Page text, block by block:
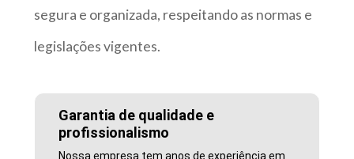
segura e organizada, respeitando as normas e
legislações vigentes.
Garantia de qualidade e
profissionalismo
Nossa empresa tem anos de experiência em